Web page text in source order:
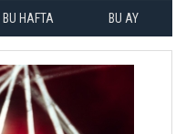
BU HAFTA BU AY